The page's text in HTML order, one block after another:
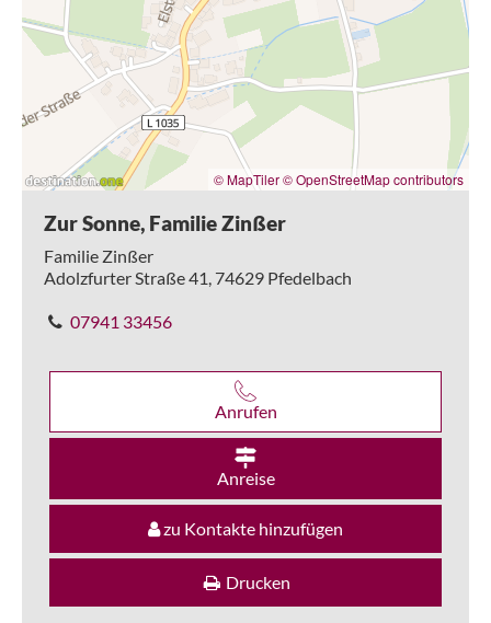
© MapTiler© OpenStreetMap contributors
Zur Sonne, Familie Zinßer
Familie Zinßer
Adolzfurter Straße 41, 74629 Pfedelbach
07941 33456
Anrufen
Anreise
zu Kontakte hinzufügen
Drucken